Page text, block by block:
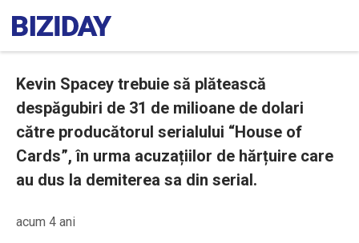
Kevin Spacey trebuie să plătească
despăgubiri de 31 de milioane de dolari
către producătorul serialului “House of
Cards”, în urma acuzațiilor de hărțuire care
au dus la demiterea sa din serial.
acum 4 ani